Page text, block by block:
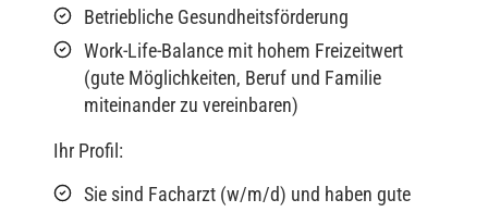
Betriebliche Gesundheitsförderung
Work-Life-Balance mit hohem Freizeitwert
(gute Möglichkeiten, Beruf und Familie
miteinander zu vereinbaren)
Ihr Profil:
Sie sind Facharzt (w/m/d) und haben gute